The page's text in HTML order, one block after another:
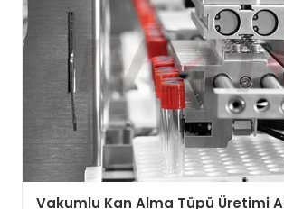
Vakumlu Kan Alma Tüpü Üretimi